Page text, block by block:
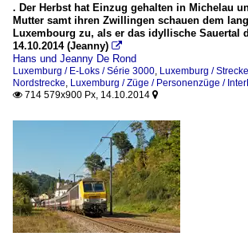
. Der Herbst hat Einzug gehalten in Michelau
Mutter samt ihren Zwillingen schauen dem
Luxembourg zu, als er das idyllische Sauertal
14.10.2014 (Jeanny) 
Hans und Jeanny De Rond
Luxemburg / E-Loks / Série 3000 Luxemburg /
Nordstrecke Luxemburg / Züge / Personenzüge /
 714 579x900 Px, 14.10.2014 